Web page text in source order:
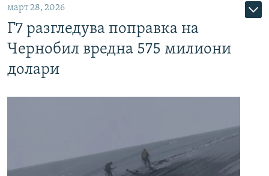
март 28, 2026
Г7 разгледува поправка на
Чернобил вредна 575 милиони
долари